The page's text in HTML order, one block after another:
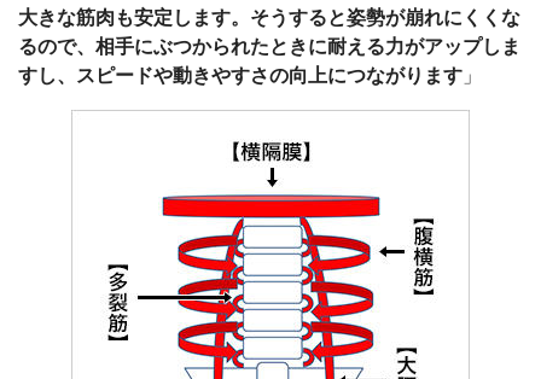
大きな筋肉も安定します。そうすると姿勢が崩れにくくな
るので、相手にぶつかられたときに耐える力がアップしま
すし、スピードや動きやすさの向上につながります 」